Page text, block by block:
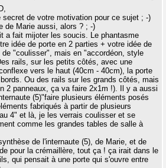
secret de votre motivation pour ce sujet ; -)
de Marie aussi, alors ? ; -)
a fait mijoter les soucis. Le phantasme
idée de porte en 2 parties + votre idée de
de "coulisser", mais en "accordéon, style
rails, sur les petits côtés, avec une
vers le haut (40cm - 40cm), la porte
Ou des rails sur les grands côtés, mais
2 panneaux, ça va faire 2x1m !). Il y a aussi
(5)"faire plusieurs éléments posés
fabriqués à partir de plusieurs
4" et là, je les verrais coulisser et se
comme les grandes tables de salle à
de l'internaute (5), de Marie, et de
pour la crémaillère, tout ça ! ça irait dans le
qui pensait à une porte qui s'ouvre entre